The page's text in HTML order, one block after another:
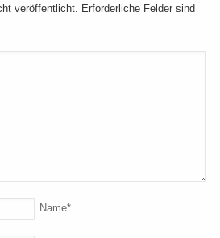
veröffentlicht. Erforderliche Felder sind
Name*